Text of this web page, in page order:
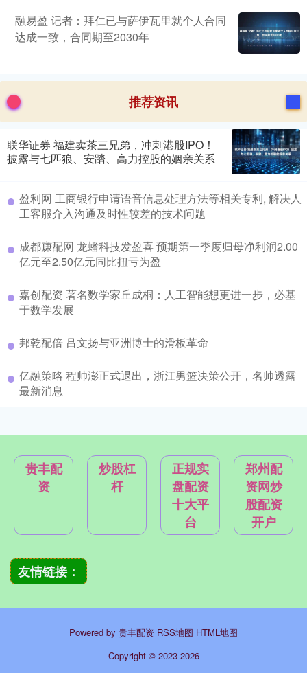
融易盈 记者：拜仁已与萨伊瓦里就个人合同
达成一致，合同期至2030年
推荐资讯
联华证券 福建卖茶三兄弟，冲刺港股IPO！
披露与七匹狼、安踏、高力控股的姻亲关系
盈利网 工商银行申请语音信息处理方法等相关专利, 解决人
工客服介入沟通及时性较差的技术问题
成都赚配网 龙蟠科技发盈喜 预期第一季度归母净利润2.00
亿元至2.50亿元同比扭亏为盈
嘉创配资 著名数学家丘成桐：人工智能想更进一步，必基
于数学发展
邦乾配倍 吕文扬与亚洲博士的滑板革命
亿融策略 程帅澎正式退出，浙江男篮决策公开，名帅透露
最新消息
贵丰配
资
炒股杠
杆
正规实
盘配资
十大平
台
郑州配
资网炒
股配资
开户
友情链接：
Powered by 贵丰配资 RSS地图 HTML地图
Copyright © 2023-2026